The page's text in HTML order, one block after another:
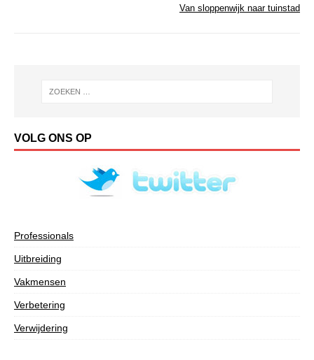
Van sloppenwijk naar tuinstad
VOLG ONS OP
Professionals
Uitbreiding
Vakmensen
Verbetering
Verwijdering